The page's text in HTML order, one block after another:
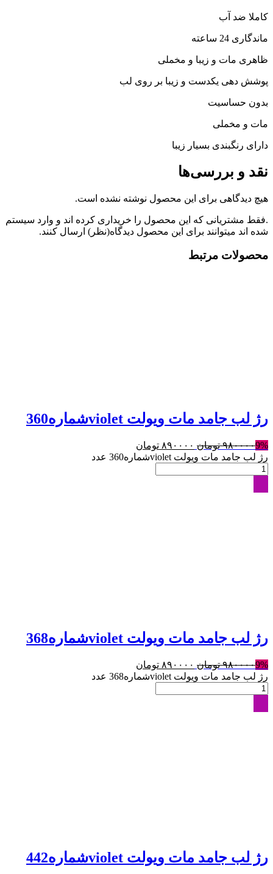
کاملا ضد آب
ماندگاری 24 ساعته
ظاهری مات و زیبا و مخملی
پوشش دهی یکدست و زیبا بر روی لب
بدون حساسیت
مات و مخملی
دارای رنگبندی بسیار زیبا
نقد و بررسی‌ها
هیچ دیدگاهی برای این محصول نوشته نشده است.
.فقط مشتریانی که این محصول را خریداری کرده اند و وارد سیستم
شده اند میتوانند برای این محصول دیدگاه(نظر) ارسال کنند.
محصولات مرتبط
رژ لب جامد مات ویولت violetشماره360
9%۹۸۰۰۰۰ تومان ۸۹۰۰۰۰ تومان
رژ لب جامد مات ویولت violetشماره360 عدد
رژ لب جامد مات ویولت violetشماره368
9%۹۸۰۰۰۰ تومان ۸۹۰۰۰۰ تومان
رژ لب جامد مات ویولت violetشماره368 عدد
رژ لب جامد مات ویولت violetشماره442